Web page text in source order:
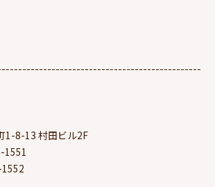
1-8-13 村田ビル2F
1551